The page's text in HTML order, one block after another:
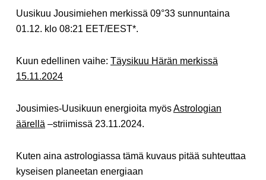
Uusikuu Jousimiehen merkissä 09°33 sunnuntaina
01.12. klo 08:21 EET/EEST*.
Kuun edellinen vaihe: Täysikuu Härän merkissä
15.11.2024
Jousimies-Uusikuun energioita myösAstrologian
äärellä –striimissä 23.11.2024.
Kuten aina astrologiassa tämä kuvaus pitää suhteuttaa
kyseisen planeetan energiaan